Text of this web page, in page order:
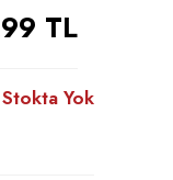
TL
Stokta Yok